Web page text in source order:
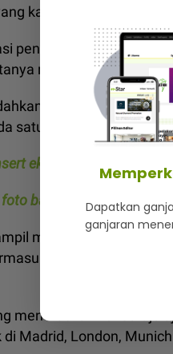
kami lawati.
penginapan kerana ia
menerusi hantaran
data penjejakan
satu malam sepanjang
ekoran peminat hampir
badan Jimin BTS
memberi amaran
tindakan
meneruskan konsert
Madrid, London,
Dapatkan
ganjaran